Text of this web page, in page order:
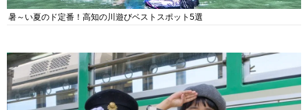
暑～い夏のド定番！高知の川遊びベストスポット5選